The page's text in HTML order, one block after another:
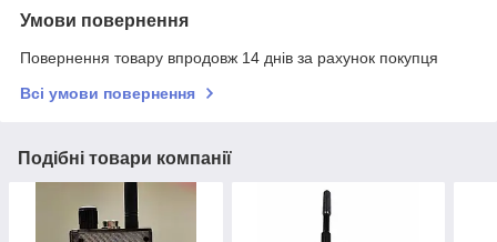
Умови повернення
Повернення товару впродовж 14 днів за рахунок покупця
Всі умови повернення
Подібні товари компанії